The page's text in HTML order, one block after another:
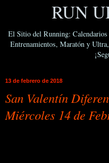
RUN
El Sitio del Running:
Entrenamientos, Maratón y
13 de febrero de 2018
San Valentín
Miércoles 14 de